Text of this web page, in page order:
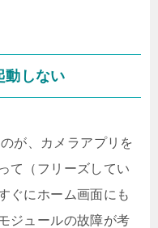
動しない
が、カメラアプリを
て（フリーズしてい
ぐにホーム画面にも
ジュールの故障が考